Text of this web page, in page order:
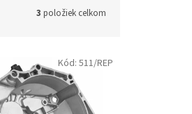
3 položiek celkom
Kód: 511/REP